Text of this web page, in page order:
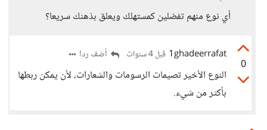
أي نوع منهم تفضلين كمستهلك ويعلق بذهنك سريعا؟
0
1ghadeerrafat قبل 4 سنوات أضف ردا
النوع الأخير تصيمات الرسومات والشعارات، لأن يمكن ربطها
بأكثر من شيء.